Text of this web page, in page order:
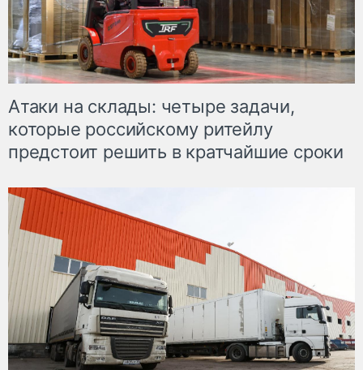
Атаки на склады: четыре задачи,
которые российскому ритейлу
предстоит решить в кратчайшие сроки